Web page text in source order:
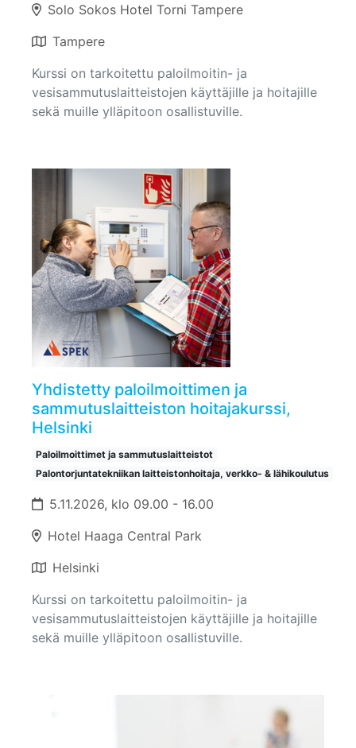
Solo Sokos Hotel Torni Tampere
Tampere
Kurssi on tarkoitettu paloilmoitin- ja
vesisammutuslaitteistojen käyttäjille ja hoitajille
sekä muille ylläpitoon osallistuville.
Yhdistetty paloilmoittimen ja
sammutuslaitteiston hoitajakurssi,
Helsinki
Paloilmoittimet ja sammutuslaitteistot
Palontorjuntatekniikan laitteistonhoitaja, verkko- & lähikoulutus
5.11.2026, klo 09.00 - 16.00
Hotel Haaga Central Park
Helsinki
Kurssi on tarkoitettu paloilmoitin- ja
vesisammutuslaitteistojen käyttäjille ja hoitajille
sekä muille ylläpitoon osallistuville.